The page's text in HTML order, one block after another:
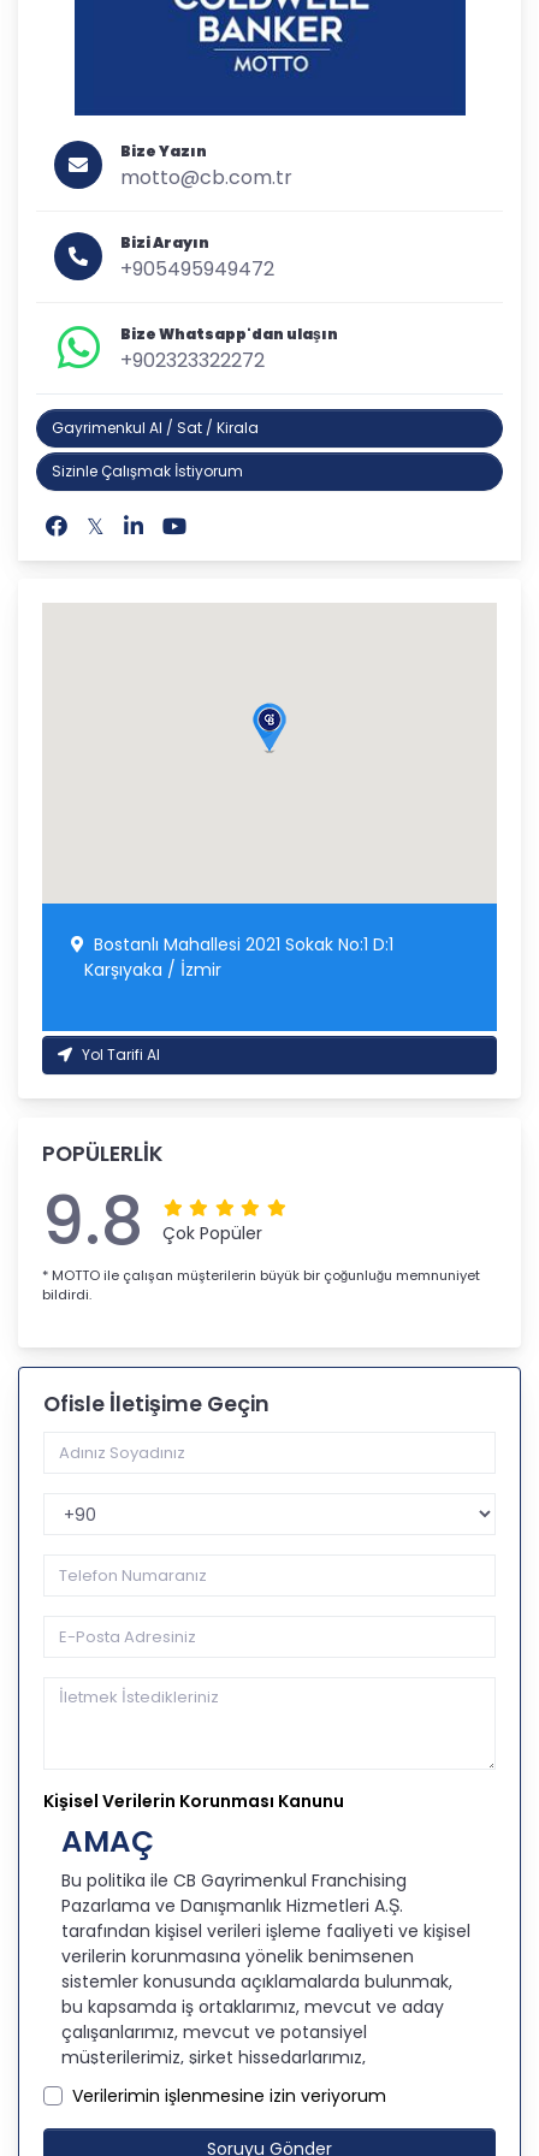
Bize Yazın
motto@cb.com.tr
Bizi Arayın
+905495949472
Bize Whatsapp'dan ulaşın
+902323322272
Gayrimenkul Al / Sat / Kirala
Sizinle Çalışmak İstiyorum
Bostanlı Mahallesi 2021 Sokak No:1 D:1
Karşıyaka / İzmir
Yol Tarifi Al
POPÜLERLİK
9.8 Çok Popüler
* MOTTO ile çalışan müşterilerin büyük bir çoğunluğu memnuniyet
bildirdi.
Ofisle İletişime Geçin
Telefon Kodu
Kişisel Verilerin Korunması Kanunu
AMAÇ
Bu politika ile CB Gayrimenkul Franchising
Pazarlama ve Danışmanlık Hizmetleri A.Ş.
tarafından kişisel verileri işleme faaliyeti ve kişisel
verilerin korunmasına yönelik benimsenen
sistemler konusunda açıklamalarda bulunmak,
bu kapsamda iş ortaklarımız, mevcut ve aday
çalışanlarımız, mevcut ve potansiyel
müşterilerimiz, şirket hissedarlarımız,
üzer kişisel verileri şirketimiz tarafından işlenen
kişilerin bilgilendirilerek şeffaflığın sağlanması
Verilerimin işlenmesine izin veriyorum
Soruyu Gönder